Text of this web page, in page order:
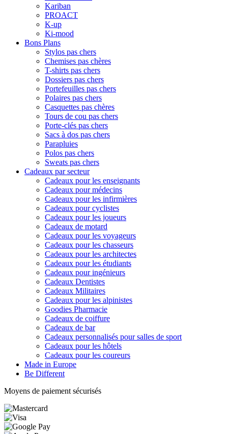
Kariban
PROACT
K-up
Ki-mood
Bons Plans
Stylos pas chers
Chemises pas chères
T-shirts pas chers
Dossiers pas chers
Portefeuilles pas chers
Polaires pas chers
Casquettes pas chères
Tours de cou pas chers
Porte-clés pas chers
Sacs à dos pas chers
Parapluies
Polos pas chers
Sweats pas chers
Cadeaux par secteur
Cadeaux pour les enseignants
Cadeaux pour médecins
Cadeaux pour les infirmières
Cadeaux pour cyclistes
Cadeaux pour les joueurs
Cadeaux de motard
Cadeaux pour les voyageurs
Cadeaux pour les chasseurs
Cadeaux pour les architectes
Cadeaux pour les étudiants
Cadeaux pour ingénieurs
Cadeaux Dentistes
Cadeaux Militaires
Cadeaux pour les alpinistes
Goodies Pharmacie
Cadeaux de coiffure
Cadeaux de bar
Cadeaux personnalisés pour salles de sport
Cadeaux pour les hôtels
Cadeaux pour les coureurs
Made in Europe
Be Different
Moyens de paiement sécurisés